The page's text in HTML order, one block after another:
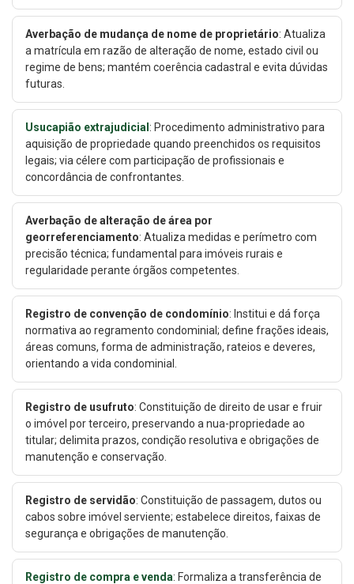
Averbação de mudança de nome de proprietário: Atualiza
a matrícula em razão de alteração de nome, estado civil ou
regime de bens; mantém coerência cadastral e evita dúvidas
futuras.
Usucapião extrajudicial : Procedimento administrativo para
aquisição de propriedade quando preenchidos os requisitos
legais; via célere com participação de profissionais e
concordância de confrontantes.
Averbação de alteração de área por
georreferenciamento: Atualiza medidas e perímetro com
precisão técnica; fundamental para imóveis rurais e
regularidade perante órgãos competentes.
Registro de convenção de condomínio: Institui e dá força
normativa ao regramento condominial; define frações ideais,
áreas comuns, forma de administração, rateios e deveres,
orientando a vida condominial.
Registro de usufruto: Constituição de direito de usar e fruir
o imóvel por terceiro, preservando a nua-propriedade ao
titular; delimita prazos, condição resolutiva e obrigações de
manutenção e conservação.
Registro de servidão: Constituição de passagem, dutos ou
cabos sobre imóvel serviente; estabelece direitos, faixas de
segurança e obrigações de manutenção.
Registro de compra e venda: Formaliza a transferência de